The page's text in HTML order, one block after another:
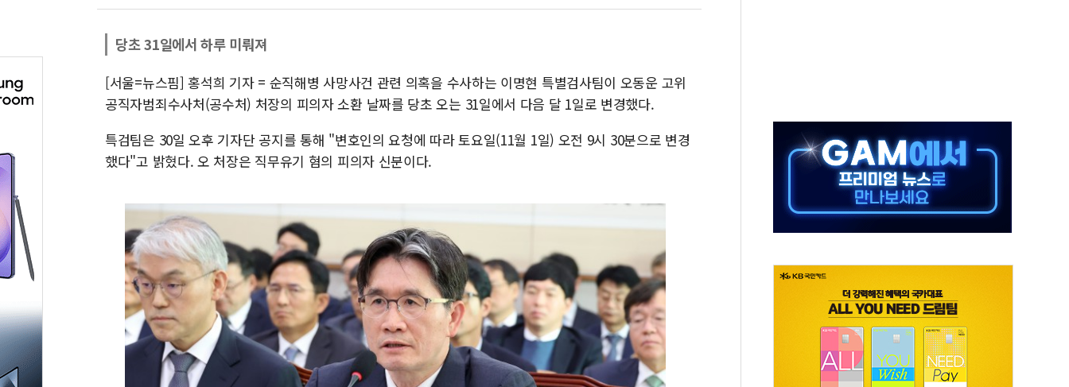
李대통령 "결혼 때문에 손해 보는 일 없게"…'결혼 페널티' 22개 과제 손본다
인천 선재도 갯벌서 해루질 중 실종 60대 나흘만에 숨진 채 발견
인천서 말다툼 중 어머니 흉기 살해 10대 아들 체포
'화합' 꺼낸 김민석에 '뻔뻔' 받아친 정청래…제주 연설서 신경전 고조
당초 31일에서 하루 미뤄져
[서울=뉴스핌] 홍석희 기자 = 순직해병 사망사건 관련 의혹을 수사하는 이명현 특별검사팀이 오동운 고위
공직자범죄수사처(공수처) 처장의 피의자 소환 날짜를 당초 오는 31일에서 다음 달 1일로 변경했다.
특검팀은 30일 오후 기자단 공지를 통해 "변호인의 요청에 따라 토요일(11월 1일) 오전 9시 30분으로 변경
했다"고 밝혔다. 오 처장은 직무유기 혐의 피의자 신분이다.